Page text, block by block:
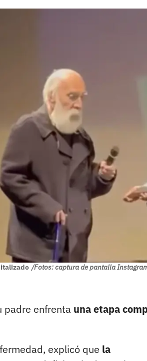
/Fotos: captura de pantalla
padre enfrenta una etapa
explicó que la